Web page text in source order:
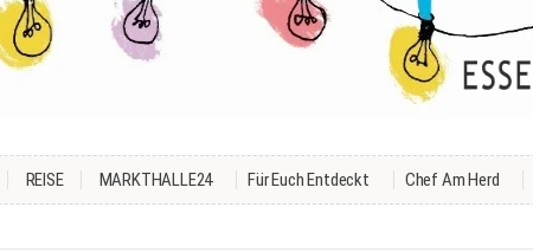
REISE MARKTHALLE24 Für Euch Entdeckt Chef Am Herd